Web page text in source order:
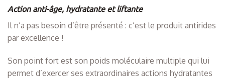
Action anti-âge, hydratante et liftante
Il n’a pas besoin d’être présenté : c’est le produit antirides
par excellence !
Son point fort est son poids moléculaire multiple qui lui
permet d’exercer ses extraordinaires actions hydratantes